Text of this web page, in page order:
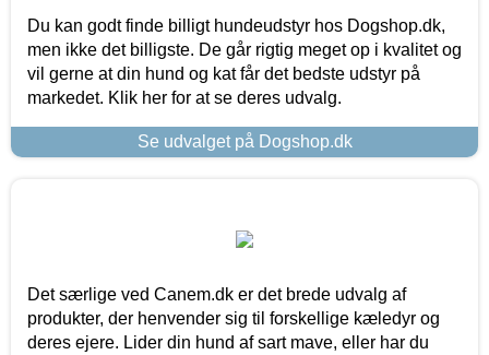
Du kan godt finde billigt hundeudstyr hos Dogshop.dk,
men ikke det billigste. De går rigtig meget op i kvalitet og
vil gerne at din hund og kat får det bedste udstyr på
markedet. Klik her for at se deres udvalg.
Se udvalget på Dogshop.dk
Det særlige ved Canem.dk er det brede udvalg af
produkter, der henvender sig til forskellige kæledyr og
deres ejere. Lider din hund af sart mave, eller har du